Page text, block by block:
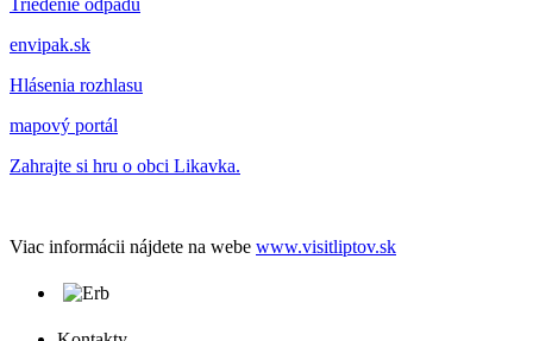
Triedenie odpadu
envipak.sk
Hlásenia rozhlasu
mapový portál
Zahrajte si hru o obci Likavka.
Viac informácii nájdete na webe www.visitliptov.sk